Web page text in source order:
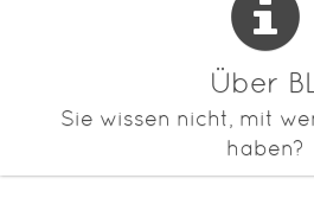
Über BL
Sie wissen nicht, mit
haben?